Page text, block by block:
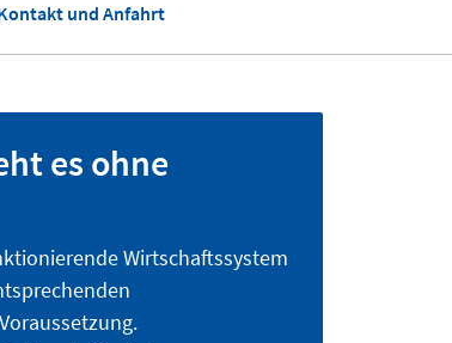
und Anfahrt
es ohne
Wirtschaftssystem